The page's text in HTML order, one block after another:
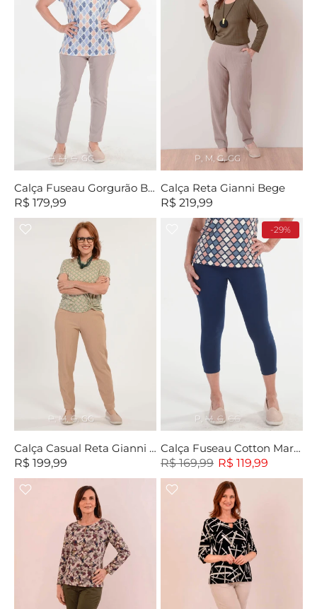
P M G GG
Calça Fuseau Gorgurão Bege
R$ 179,99
P M G GG
Calça Reta Gianni Bege
R$ 219,99
P M G GG
Calça Casual Reta Gianni Bege
R$ 199,99
-29%
P M G GG
Calça Fuseau Cotton Marinho
R$ 169,99 R$ 119,99